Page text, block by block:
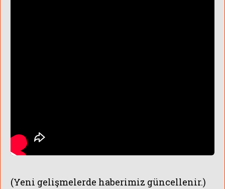
(Yeni gelişmelerde haberimiz güncellenir.)